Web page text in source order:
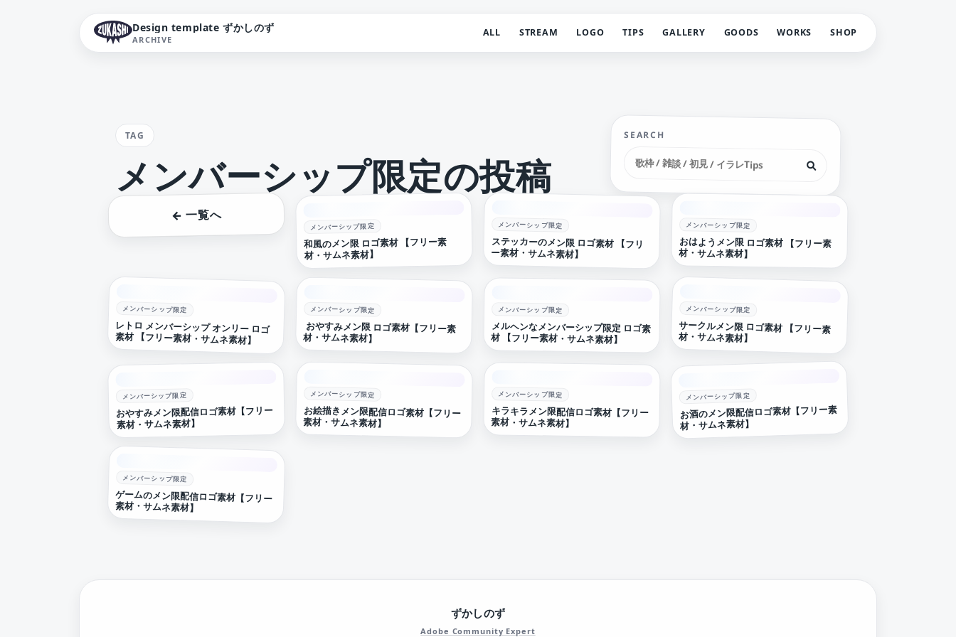
Design template ずかしのず
ARCHIVE
ALL STREAM LOGO TIPS GALLERY GOODS WORKS SHOP
TAG
メンバーシップ限定の投稿
SEARCH
← 一覧へ
メンバーシップ限定
和風のメン限 ロゴ素材 【フリー素
材・サムネ素材】
メンバーシップ限定
ステッカーのメン限 ロゴ素材 【フリ
ー素材・サムネ素材】
メンバーシップ限定
おはようメン限 ロゴ素材 【フリー素
材・サムネ素材】
メンバーシップ限定
レトロ メンバーシップ オンリー ロゴ
素材 【フリー素材・サムネ素材】
メンバーシップ限定
おやすみメン限 ロゴ素材【フリー素
材・サムネ素材】
メンバーシップ限定
メルヘンなメンバーシップ限定 ロゴ素
材 【フリー素材・サムネ素材】
メンバーシップ限定
サークルメン限 ロゴ素材 【フリー素
材・サムネ素材】
メンバーシップ限定
おやすみメン限配信ロゴ素材【フリー
素材・サムネ素材】
メンバーシップ限定
お絵描きメン限配信ロゴ素材【フリー
素材・サムネ素材】
メンバーシップ限定
キラキラメン限配信ロゴ素材【フリー
素材・サムネ素材】
メンバーシップ限定
お酒のメン限配信ロゴ素材【フリー素
材・サムネ素材】
メンバーシップ限定
ゲームのメン限配信ロゴ素材【フリー
素材・サムネ素材】
ずかしのず
Adobe Community Expert